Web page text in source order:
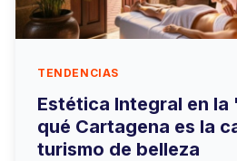
TENDENCIAS
Estética Integral en
qué Cartagena es la
turismo de belleza